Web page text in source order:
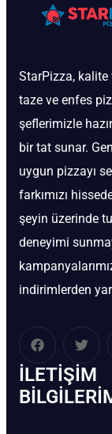
StarPizza, kalite
taze ve enfes
şeflerimizle
bir tat sunar.
uygun pizzayı
farkımızı
şeyin üzerinde
deneyimi
indirimlerden
İLETIŞIM